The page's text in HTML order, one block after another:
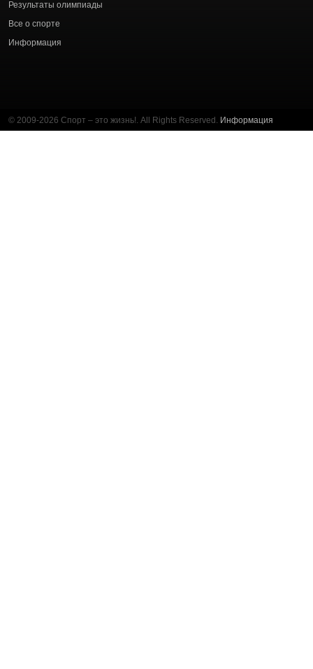
Результаты олимпиады
Все о спорте
Информация
© 2009-2026 Спорт – это жизнь!. All Rights Reserved. Информация